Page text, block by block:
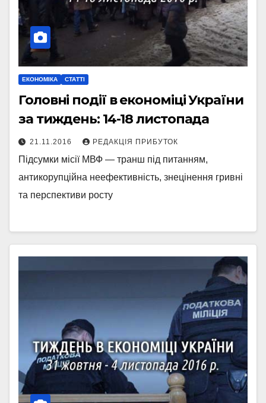
ЕКОНОМІКА СТАТТІ
Головні події в економіці України
за тиждень: 14-18 листопада
21.11.2016 РЕДАКЦІЯ ПРИБУТОК
Підсумки місії МВФ — транш під питанням,
антикорупційна неефективність, знецінення гривні
та перспективи росту